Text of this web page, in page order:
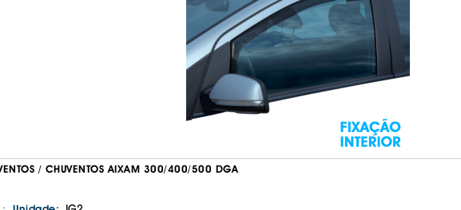
ALCATIFA
BORRACHA
BORRACHA/ CHUVENTOS AIXAM 300/400/500 DGA